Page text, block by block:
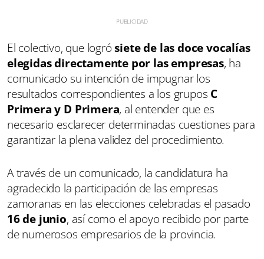
El colectivo, que logrósiete de las doce vocalías
elegidas directamente por las empresas, ha
comunicado su intención de impugnar los
resultados correspondientes a los grupos C
Primera y D Primera, al entender que es
necesario esclarecer determinadas cuestiones para
garantizar la plena validez del procedimiento.
A través de un comunicado, la candidatura ha
agradecido la participación de las empresas
zamoranas en las elecciones celebradas el pasado
16 de junio, así como el apoyo recibido por parte
de numerosos empresarios de la provincia.